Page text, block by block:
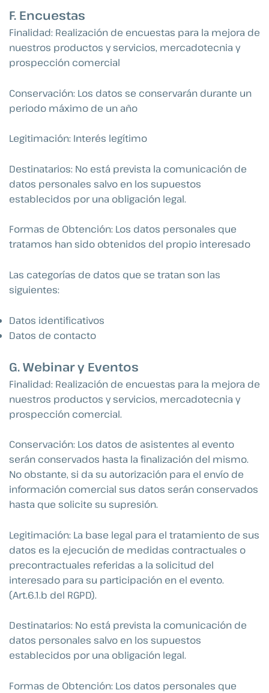
F. Encuestas
Finalidad: Realización de encuestas para la mejora de
nuestros productos y servicios, mercadotecnia y
prospección comercial
Conservación: Los datos se conservarán durante un
periodo máximo de un año
Legitimación: Interés legítimo
Destinatarios: No está prevista la comunicación de
datos personales salvo en los supuestos
establecidos por una obligación legal.
Formas de Obtención: Los datos personales que
tratamos han sido obtenidos del propio interesado
Las categorías de datos que se tratan son las
siguientes:
Datos identificativos
Datos de contacto
G. Webinar y Eventos
Finalidad: Realización de encuestas para la mejora de
nuestros productos y servicios, mercadotecnia y
prospección comercial.
Conservación: Los datos de asistentes al evento
serán conservados hasta la finalización del mismo.
No obstante, si da su autorización para el envío de
información comercial sus datos serán conservados
hasta que solicite su supresión.
Legitimación: La base legal para el tratamiento de sus
datos es la ejecución de medidas contractuales o
precontractuales referidas a la solicitud del
interesado para su participación en el evento.
(Art.6.1.b del RGPD).
Destinatarios: No está prevista la comunicación de
datos personales salvo en los supuestos
establecidos por una obligación legal.
Formas de Obtención: Los datos personales que